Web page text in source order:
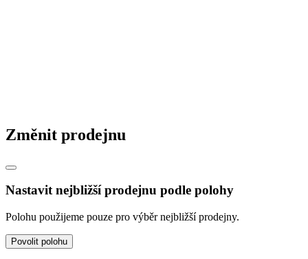
Změnit prodejnu
Nastavit nejbližší prodejnu podle polohy
Polohu použijeme pouze pro výběr nejbližší prodejny.
Povolit polohu